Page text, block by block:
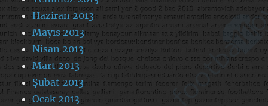
Haziran 2013
Mayıs 2013
Nisan 2013
Mart 2013
Şubat 2013
Ocak 2013